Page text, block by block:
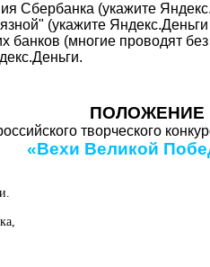
Сбербанка (укажите
(укажите
банков (многие проводят
ПОЛОЖЕНИЕ
творческого
«Вехи Великой